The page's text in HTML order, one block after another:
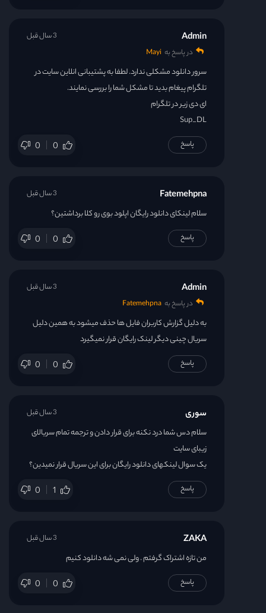
Admin
در پاسخ به Mayi
سرور دانلود مشکلی ندارد. لطفا به پشتیبانی انلاین سایت در
تلگرام پیغام بدید تا مشکل شما را بررسی نمایند.
ای دی زیر در تلگرام
Sup_DL
0 0
3 سال قبل
پاسخ
Fatemehpna
سلام لینکای دانلود رایگان اپلود بوی رو کلا برداشتین؟
0 0
3 سال قبل
پاسخ
Admin
در پاسخ به Fatemehpna
به دلیل گزارش کاربران فایل ها حذف میشود به همین دلیل
سریال چینی دیگر لینک رایگان قرار نمیگیرد
0 0
3 سال قبل
پاسخ
سوری
سلام دس شما درد نکنه برای قرار دادن و ترجمه تمام سریالای
زیبای سایت
یک سوال لینکهای دانلود رایگان برای این سریال قرار نمیدین؟
0 1
3 سال قبل
پاسخ
ZAKA
من تازه اشتراک گرفتم . ولی نمی شه دانلود کنیم
0 0
3 سال قبل
پاسخ